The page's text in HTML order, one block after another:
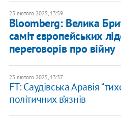
25 лютого 2025, 13:59
Bloomberg: Велика
саміт європейських
переговорів про війну
25 лютого 2025, 13:37
FT: Саудівська Аравія
політичних в’язнів